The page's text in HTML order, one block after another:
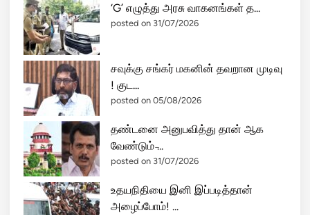
‘G’ எழுத்து அரசு வாகனங்கள் த...
posted on 31/07/2026
சவுக்கு சங்கர் மகனின் தவறான முடிவு
! குட...
posted on 05/08/2026
தண்டனை அனுபவித்து தான் ஆக
வேண்டும் ̵...
posted on 31/07/2026
உதயநிதியை இனி இப்படித்தான்
அழைப்போம்! ...